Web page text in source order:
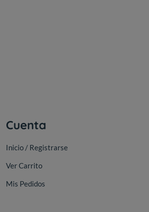
Cuenta
Inicio / Registrarse
Ver Carrito
Mis Pedidos